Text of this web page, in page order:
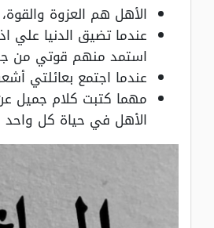
الأهل هم العزوة
عندما تضيق الدنيا
استمد منهم قوتي من
عندما اجتمع بعائلتي
مهما كتبت كلام جميل
الأهل في حياة كل واحد